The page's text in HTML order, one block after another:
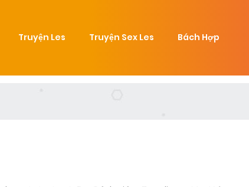
Truyện Les Truyện Sex Les Bách Hợp